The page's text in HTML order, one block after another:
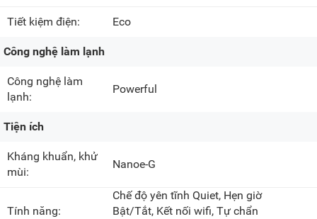
Tiết kiệm điện: Eco
Công nghệ làm lạnh
Công nghệ làm
lạnh:
Powerful
Tiện ích
Kháng khuẩn, khử
mùi:
Nanoe-G
Tính năng:
Chế độ yên tĩnh Quiet, Hẹn giờ
Bật/Tắt, Kết nối wifi, Tự chẩn